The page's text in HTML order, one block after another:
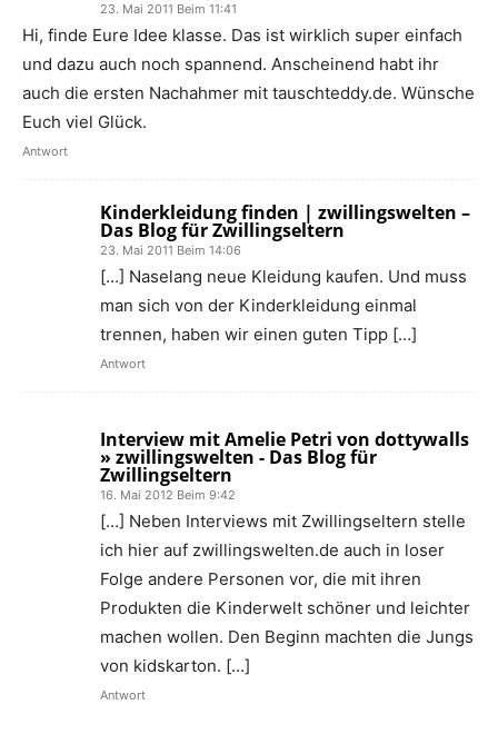
23. Mai 2011 Beim 11:41
Hi, finde Eure Idee klasse. Das ist wirklich super einfach
und dazu auch noch spannend. Anscheinend habt ihr
auch die ersten Nachahmer mit tauschteddy.de. Wünsche
Euch viel Glück.
Antwort
Kinderkleidung finden | zwillingswelten –
Das Blog für Zwillingseltern
23. Mai 2011 Beim 14:06
[…] Naselang neue Kleidung kaufen. Und muss
man sich von der Kinderkleidung einmal
trennen, haben wir einen guten Tipp […]
Antwort
Interview mit Amelie Petri von dottywalls
» zwillingswelten - Das Blog für
Zwillingseltern
16. Mai 2012 Beim 9:42
[…] Neben Interviews mit Zwillingseltern stelle
ich hier auf zwillingswelten.de auch in loser
Folge andere Personen vor, die mit ihren
Produkten die Kinderwelt schöner und leichter
machen wollen. Den Beginn machten die Jungs
von kidskarton. […]
Antwort